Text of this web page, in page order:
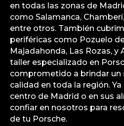
en todas las zonas de
como Salamanca,
entre otros. También
periféricas como Pozuelo
Majadahonda, Las Rozas, y
taller especializado en
comprometido a brindar un
calidad en toda la región. Ya
centro de Madrid o en sus
confiar en nosotros para
de tu Porsche.